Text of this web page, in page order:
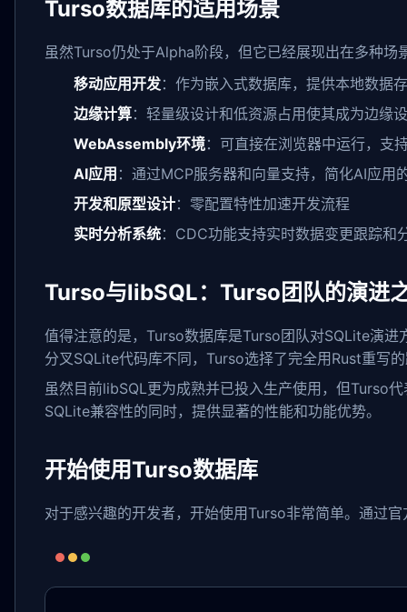
Turso数据库的适用场景
虽然Turso仍处于Alpha阶段，但它已经展现出在多种场
移动应用开发：作为嵌入式数据库，提供本地数据
边缘计算：轻量级设计和低资源占用使其成为边缘
WebAssembly环境：可直接在浏览器中运行，支
AI应用 ：通过MCP服务器和向量支持，简化AI应用
开发和原型设计：零配置特性加速开发流程
实时分析系统：CDC功能支持实时数据变更跟踪和
Turso与libSQL：Turso团队的演进
值得注意的是，Turso数据库是Turso团队对SQLite演
分叉SQLite代码库不同，Turso选择了完全用Rust重写
虽然目前libSQL更为成熟并已投入生产使用，但Turso
SQLite兼容性的同时，提供显著的性能和功能优势。
开始使用Turso数据库
对于感兴趣的开发者，开始使用Turso非常简单。通过